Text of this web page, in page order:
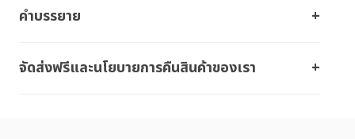
คำบรรยาย
จัดส่งฟรีและนโยบายการคืนสินค้าของเรา